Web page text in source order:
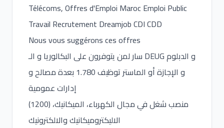
Télécoms, Offres d'Emploi Maroc Emploi Public
Travail Recrutement Dreamjob CDI CDD
Nous vous suggérons ces offres
سار لمن يتوفرون على البكالوريا و الـ DEUG و الدبلوم
و الإجازة أو الماستر توظيف 1.780 بعدة مصالح و
إدارات عمومية
(1200) منصب شغل في مجال الكهرباء، الميكانيك،
الاليكتروميكانيك والالكترونيك